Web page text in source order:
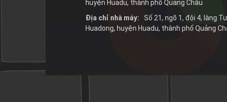
huyện Huadu, thành phố Quảng Châu
Địa chỉ nhà máy:
Số 21, ngõ 1, đội 4, làng
Huadong, huyện Huadu, thành phố Quảng